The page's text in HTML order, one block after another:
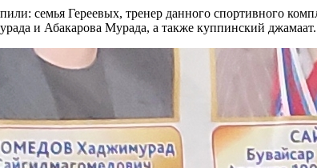
семья Гереевых, тренер данного спортивного
и Абакарова Мурада, а также куппинский джамаат.